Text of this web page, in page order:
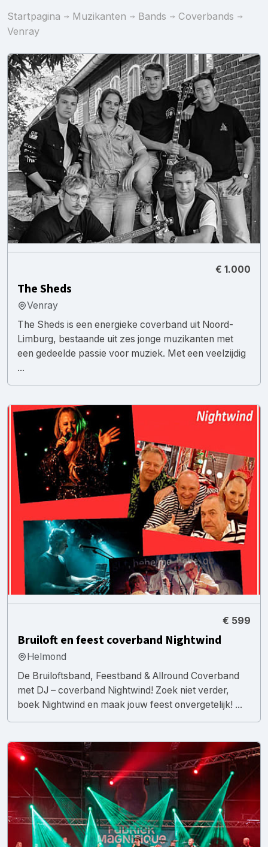
Startpagina Muzikanten Bands
Coverbands
Venray
€ 1.000
The Sheds
Venray
The Sheds is een energieke coverband uit Noord-
Limburg, bestaande uit zes jonge muzikanten met
een gedeelde passie voor muziek. Met een veelzijdig
...
€ 599
Bruiloft en feest coverband Nightwind
Helmond
De Bruiloftsband, Feestband & Allround Coverband
met DJ – coverband Nightwind! Zoek niet verder,
boek Nightwind en maak jouw feest onvergetelijk! ...